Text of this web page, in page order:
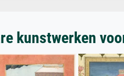
kunstwerken